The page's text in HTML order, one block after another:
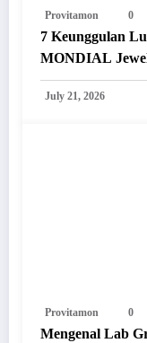
Provitamon 0
7 Keunggulan
MONDIAL
July 21, 2026
Provitamon 0
Mengenal Lab